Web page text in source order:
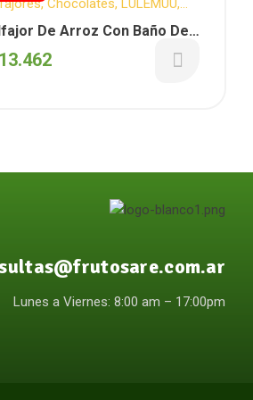
Semanales, Sin
De Arroz Con Baño De
Negro X 12
(Lulemuu)
13.462
Lunes a Viernes: 8:00 am – 17:00pm